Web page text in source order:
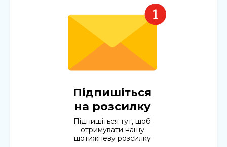
Підпишіться
на розсилку
Підпишіться тут, щоб
отримувати нашу
щотижневу розсилку